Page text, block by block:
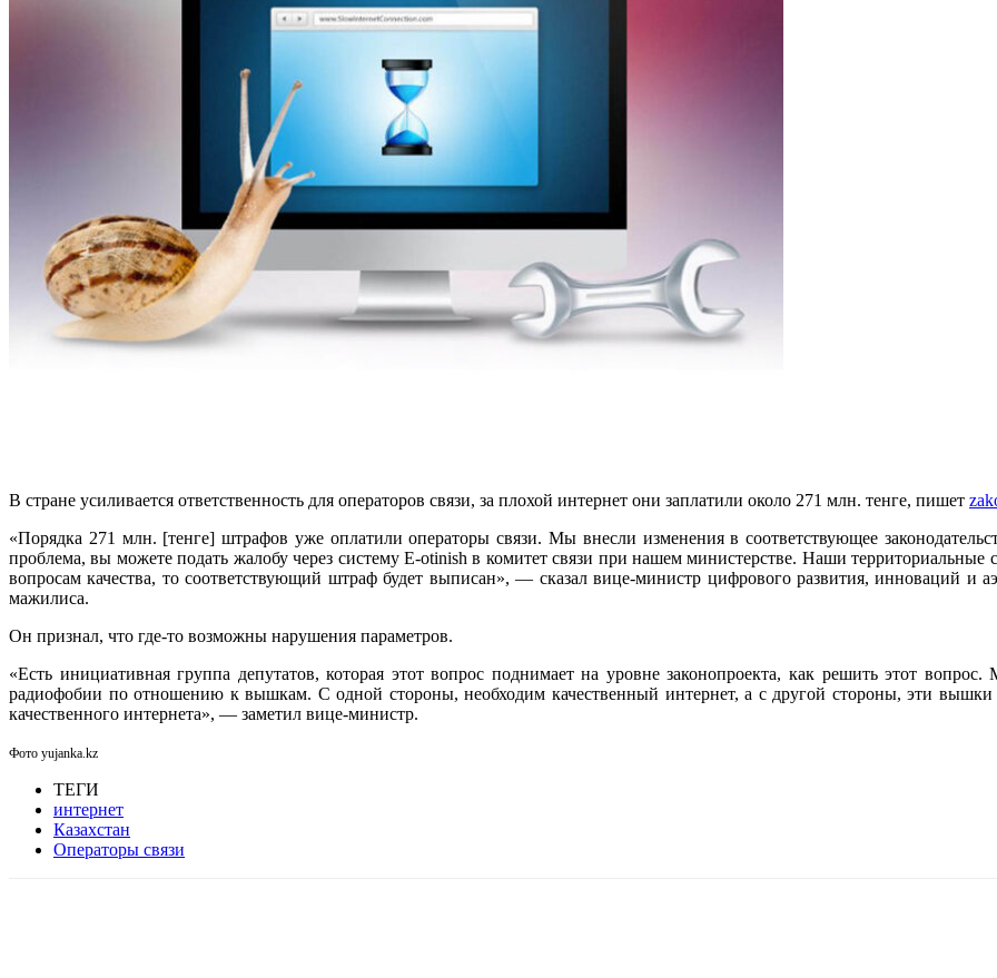
В стране усиливается ответственность для операторов связи, за плохой интернет они заплатили около 271 млн. тенге, пишет
«Порядка 271 млн. [тенге] штрафов уже оплатили операторы связи. Мы внесли изменения в соответствующее
проблема, вы можете подать жалобу через систему E-otinish в комитет связи при нашем министерстве. Наши
вопросам качества, то соответствующий штраф будет выписан», — сказал вице-министр цифрового развития, инноваций и
мажилиса.
Он признал, что где-то возможны нарушения параметров.
«Есть инициативная группа депутатов, которая этот вопрос поднимает на уровне законопроекта, как решить этот
радиофобии по отношению к вышкам. С одной стороны, необходим качественный интернет, а с другой стороны, эти вышки
качественного интернета», — заметил вице-министр.
Фото yujanka.kz
ТЕГИ
интернет
Казахстан
Операторы связи